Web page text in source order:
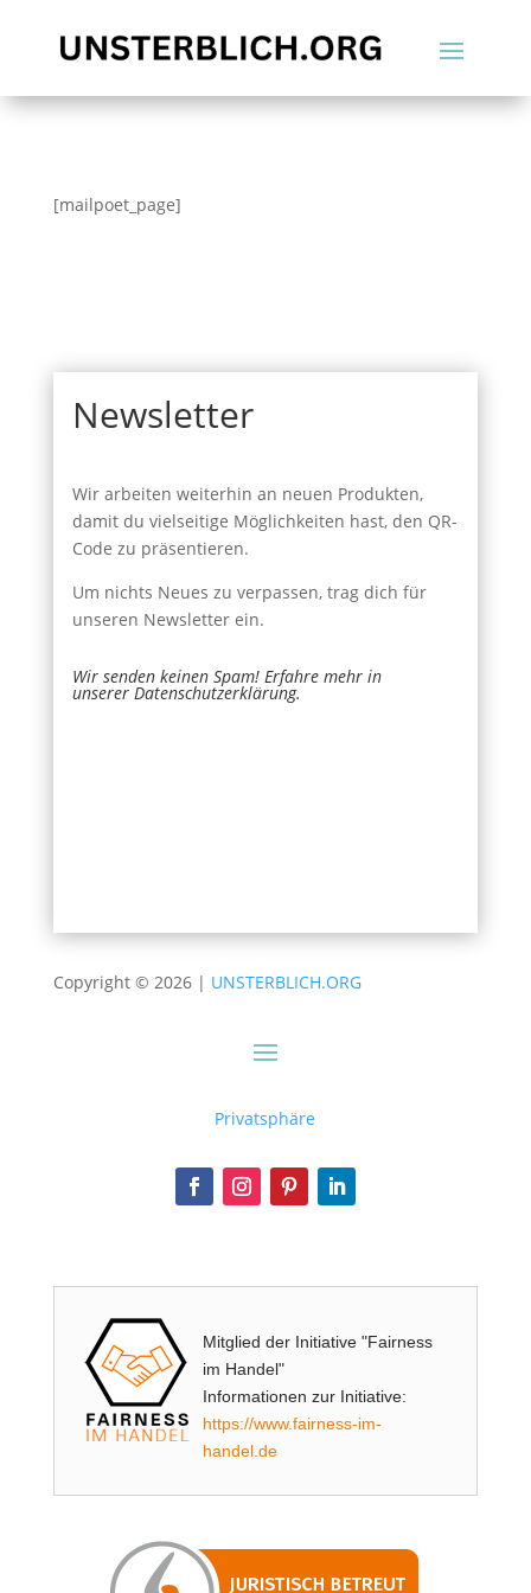
[mailpoet_page]
Newsletter
Wir arbeiten weiterhin an neuen Produkten,
damit du vielseitige Möglichkeiten hast, den QR-
Code zu präsentieren.
Um nichts Neues zu verpassen, trag dich für
unseren Newsletter ein.
Wir senden keinen Spam! Erfahre mehr in
unserer Datenschutzerklärung.
Copyright © 2026 | UNSTERBLICH.ORG
Privatsphäre
Mitglied der Initiative "Fairness
im Handel"
Informationen zur Initiative:
https://www.fairness-im-
handel.de